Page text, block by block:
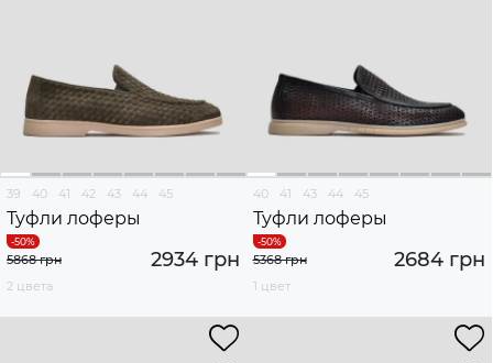
39 40 41 42 43 44 45
Туфли лоферы
2934 грн
5868 грн
2 цвета
40 41 43 44 45
Туфли лоферы
2684 грн
5368 грн
1 цвет